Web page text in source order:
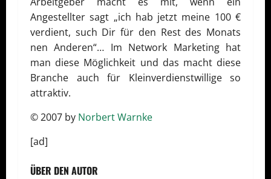
Angestellter sagt „ich hab jetzt meine 100 €
verdient, such Dir für den Rest des Monats
nen Anderen“… Im Network Marketing hat
man diese Möglichkeit und das macht diese
Branche auch für Kleinverdienstwillige so
attraktiv.
© 2007 by Norbert Warnke
[ad]
ÜBER DEN AUTOR